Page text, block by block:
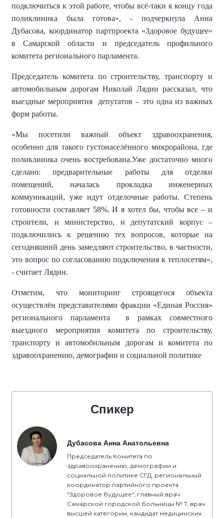
подключиться к этой работе, чтобы всё-таки к концу года
поликлиника была готова», - подчеркнула Анна
Дубасова, координатор партпроекта «Здоровое будущее»
в Самарской области и председатель профильного
комитета регионального парламента.
Председатель комитета по строительству, транспорту и
автомобильным дорогам Николай Лядин рассказал, что
выездные мероприятия депутатов – это одна из важных
форм работы.
«Мы посетили важный объект здравоохранения,
особенно для такого густонаселённого микрорайона, где
поликлиника очень востребована.Уже достаточно много
сделано: предварительные работы для отделки
помещений, началась прокладка инженерных
коммуникаций, уже идут отделочные работы. Степень
готовности составляет 58%. И я хотел бы, чтобы все – и
строители, и министерство, и депутатский корпус –
подключились к решению тех вопросов, которые на
сегодняшний день замедляют строительство, в частности,
это вопрос по согласованию подключения к теплосетям»,
- считает Лядин.
Отметим, что мониторинг строящегося объекта
осуществлён представителями фракции «Единая Россия»
регионального парламентав рамках совместного
выездного мероприятия комитета по строительству,
транспорту и автомобильным дорогам и комитета по
здравоохранению, демографии и социальной политике
Спикер
Дубасова Анна Анатольевна
Председатель Комитета по
здравоохранению, демографии и
социальной политике СГД, региональный
координатор партийного проекта
"Здоровое будущее", главный врач
Самарской городской больницы № 7, врач
высшей категории, кандидат медицинских